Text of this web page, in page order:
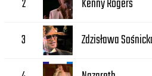
2 Kenny Rogers
3 Zdzisława